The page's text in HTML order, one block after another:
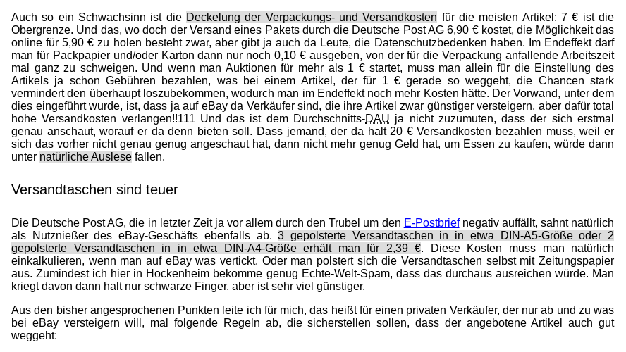
Auch so ein Schwachsinn ist die Deckelung der Verpackungs- und Versandkosten für die meisten Artikel: 7 € ist die
Obergrenze. Und das, wo doch der Versand eines Pakets durch die Deutsche Post AG 6,90 € kostet, die Möglichkeit das
online für 5,90 € zu holen besteht zwar, aber gibt ja auch da Leute, die Datenschutzbedenken haben. Im Endeffekt darf
man für Packpapier und/oder Karton dann nur noch 0,10 € ausgeben, von der für die Verpackung anfallende Arbeitszeit
mal ganz zu schweigen. Und wenn man Auktionen für mehr als 1 € startet, muss man allein für die Einstellung des
Artikels ja schon Gebühren bezahlen, was bei einem Artikel, der für 1 € gerade so weggeht, die Chancen stark
vermindert den überhaupt loszubekommen, wodurch man im Endeffekt noch mehr Kosten hätte. Der Vorwand, unter dem
dies eingeführt wurde, ist, dass ja auf eBay da Verkäufer sind, die ihre Artikel zwar günstiger versteigern, aber dafür total
hohe Versandkosten verlangen!!111 Und das ist dem Durchschnitts-DAU ja nicht zuzumuten, dass der sich erstmal
genau anschaut, worauf er da denn bieten soll. Dass jemand, der da halt 20 € Versandkosten bezahlen muss, weil er
sich das vorher nicht genau genug angeschaut hat, dann nicht mehr genug Geld hat, um Essen zu kaufen, würde dann
unter natürliche Auslese fallen.
Versandtaschen sind teuer
Die Deutsche Post AG, die in letzter Zeit ja vor allem durch den Trubel um den E-Postbriefnegativ auffällt, sahnt natürlich
als Nutznießer des eBay-Geschäfts ebenfalls ab. 3 gepolsterte Versandtaschen in in etwa DIN-A5-Größe oder 2
gepolsterte Versandtaschen in in etwa DIN-A4-Größe erhält man für 2,39 €. Diese Kosten muss man natürlich
einkalkulieren, wenn man auf eBay was vertickt. Oder man polstert sich die Versandtaschen selbst mit Zeitungspapier
aus. Zumindest ich hier in Hockenheim bekomme genug Echte-Welt-Spam, dass das durchaus ausreichen würde. Man
kriegt davon dann halt nur schwarze Finger, aber ist sehr viel günstiger.
Aus den bisher angesprochenen Punkten leite ich für mich, das heißt für einen privaten Verkäufer, der nur ab und zu was
bei eBay versteigern will, mal folgende Regeln ab, die sicherstellen sollen, dass der angebotene Artikel auch gut
weggeht: